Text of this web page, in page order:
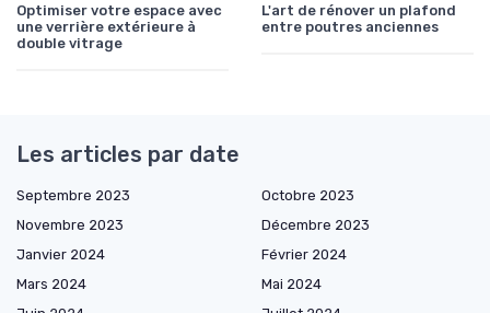
Optimiser votre espace avec
une verrière extérieure à
double vitrage
L'art de rénover un plafond
entre poutres anciennes
Les articles par date
Septembre 2023
Octobre 2023
Novembre 2023
Décembre 2023
Janvier 2024
Février 2024
Mars 2024
Mai 2024